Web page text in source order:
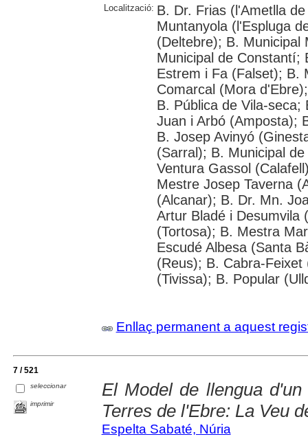
Localització: B. Dr. Frias (l'Ametlla
Muntanyola (l'Espluga
(Deltebre); B. Municipal
Municipal de Constantí;
Estrem i Fa (Falset); B.
Comarcal (Mora
B. Pública de Vila-
Juan i Arbó (Amposta);
B. Josep Avinyó
(Sarral); B. Municipal
Ventura Gassol
Mestre Josep Taverna
(Alcanar); B. Dr. Mn.
Artur Bladé i Desumvila
(Tortosa); B. Mestra
Escudé Albesa (Santa
(Reus); B. Cabra-
(Tivissa); B. Popular
Enllaç permanent a aquest
7 / 521
seleccionar
imprimir
El Model de llengua
Terres de l'Ebre: La Veu
Espelta Sabaté, Núria